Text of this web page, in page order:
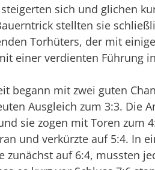
sich und glichen
stellten sie
Torhüters, der mit
einer verdienten Führung
begann mit zwei guten
Ausgleich zum 3:3. Die
sie zogen mit Toren zum
und verkürzte auf 5:4. In
zunächst auf 6:4, mussten